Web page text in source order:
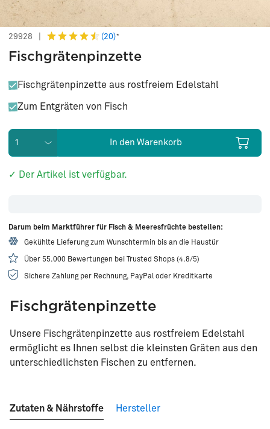
29928 (20)*
Fischgrätenpinzette
Fischgrätenpinzette aus rostfreiem Edelstahl
Zum Entgräten von Fisch
In den Warenkorb
✓ Der Artikel ist verfügbar.
Darum beim Marktführer für Fisch & Meeresfrüchte bestellen:
Gekühlte Lieferung zum Wunschtermin bis an die Haustür
Über 55.000 Bewertungen bei Trusted Shops (4.8/5)
Sichere Zahlung per Rechnung, PayPal oder Kreditkarte
Fischgrätenpinzette
Unsere Fischgrätenpinzette aus rostfreiem Edelstahl
ermöglicht es Ihnen selbst die kleinsten Gräten aus den
unterschiedlichsten Fischen zu entfernen.
Zutaten & Nährstoffe Hersteller